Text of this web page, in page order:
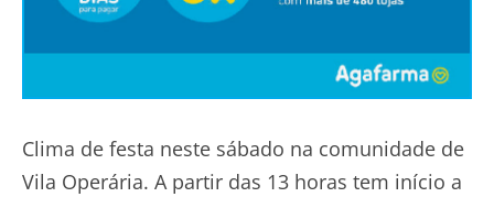
Clima de festa neste sábado na comunidade de
Vila Operária. A partir das 13 horas tem início a